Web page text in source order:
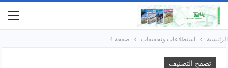
الرئيسية استطلاعات وتحقيقات صفحة 4
تصفح التصنيف